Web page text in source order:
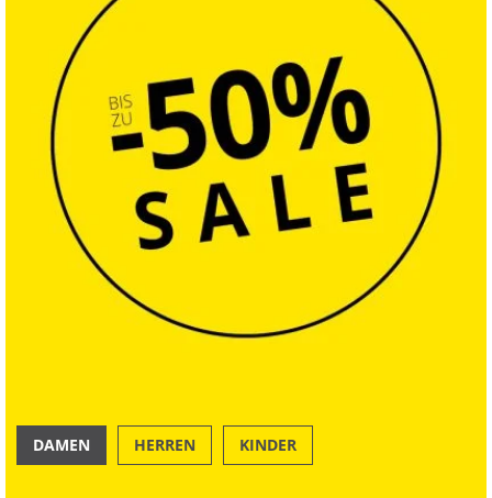
DAMEN HERREN KINDER